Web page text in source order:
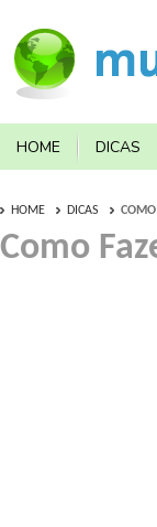
HOME DICAS
HOME DICAS
Como